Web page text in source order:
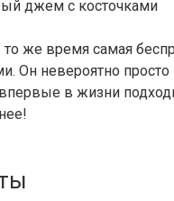
то же время самая
Он невероятно
в жизни